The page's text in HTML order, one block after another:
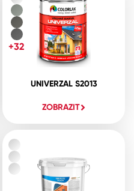
UNIVERZAL S2013
ZOBRAZIT
+32